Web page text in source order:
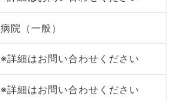
病院（一般）
※詳細はお問い合わせください
※詳細はお問い合わせください